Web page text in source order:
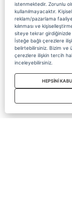
istenmektedir. Zorunlu
kullanılmayacaktır.
reklam/pazarlama
kılınması ve
siteye tekrar girdiğinizde
İsteğe bağlı çerezlere
belirtebilirsiniz. Bizim ve
çerezlere ilişkin tercih
inceleyebilirsiniz.
HEPSİNİ